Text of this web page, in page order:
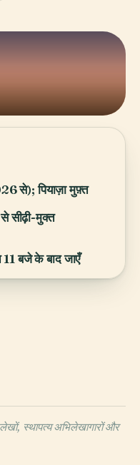
से); पियाज़ा मुफ़्त
मुक्त
11 बजे के बाद जाएँ
स्थापत्य अभिलेखागारों और